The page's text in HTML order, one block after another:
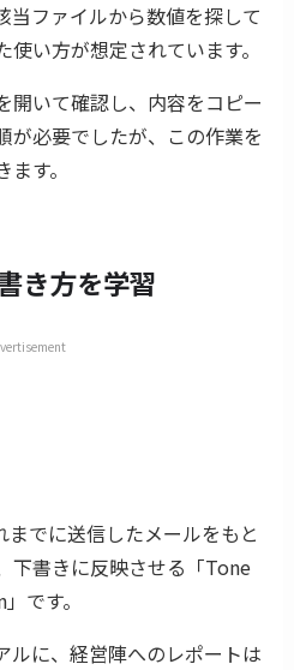
当ファイルから数値を探して
い方が想定されています。
開いて確認し、内容をコピー
が必要でしたが、この作業を
す。
き方を学習
でに送信したメールをもと
下書きに反映させる「Tone
です。
ルに、経営陣へのレポートは